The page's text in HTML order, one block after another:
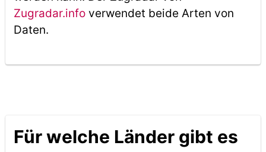
Zugradar.infoverwendet beide Arten von
Daten.
Für welche Länder gibt es